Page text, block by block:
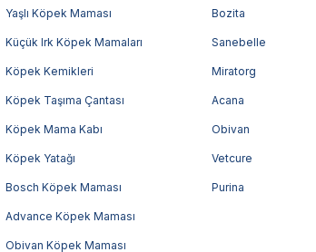
Yaşlı Köpek Maması
Küçük Irk Köpek Mamaları
Köpek Kemikleri
Köpek Taşıma Çantası
Köpek Mama Kabı
Köpek Yatağı
Bosch Köpek Maması
Advance Köpek Maması
Obivan Köpek Maması
Bozita
Sanebelle
Miratorg
Acana
Obivan
Vetcure
Purina